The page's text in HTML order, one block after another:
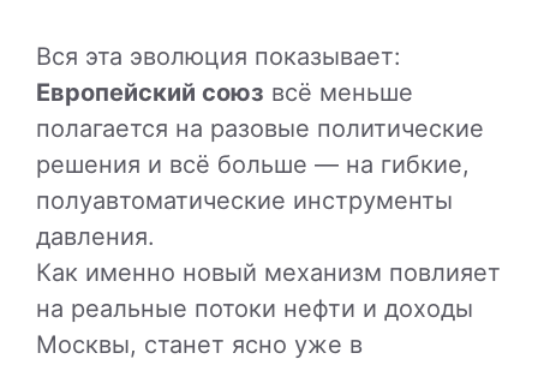
Вся эта эволюция показывает:
Европейский союз всё меньше
полагается на разовые политические
решения и всё больше — на гибкие,
полуавтоматические инструменты
давления.
Как именно новый механизм повлияет
на реальные потоки нефти и доходы
Москвы, станет ясно уже в